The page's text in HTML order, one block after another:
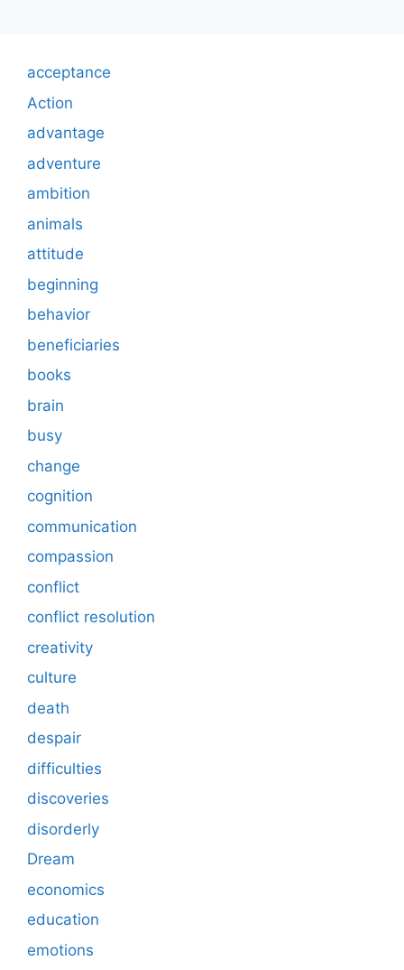
acceptance
Action
advantage
adventure
ambition
animals
attitude
beginning
behavior
beneficiaries
books
brain
busy
change
cognition
communication
compassion
conflict
conflict resolution
creativity
culture
death
despair
difficulties
discoveries
disorderly
Dream
economics
education
emotions